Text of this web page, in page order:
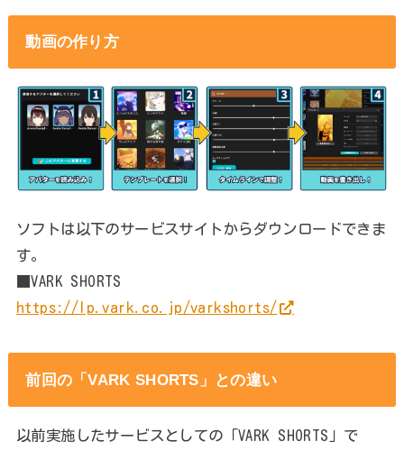
動画の作り方
ソフトは以下のサービスサイトからダウンロードできま
す。
■VARK SHORTS
https://lp.vark.co.jp/varkshorts/
前回の「VARK SHORTS」との違い
以前実施したサービスとしての「VARK SHORTS」で